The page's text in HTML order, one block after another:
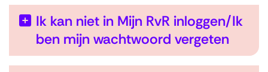
Ik kan niet in Mijn RvR inloggen/Ik
ben mijn wachtwoord vergeten